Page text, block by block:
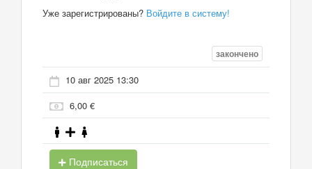
Уже зарегистрированы? Войдите в систему!
закончено
10 авг 2025 13:30
6,00 €
Подписаться